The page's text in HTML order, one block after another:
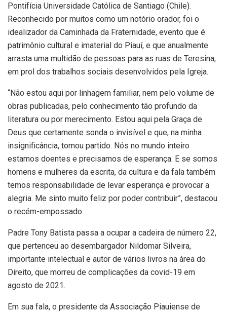
Pontifícia Universidade Católica de Santiago (Chile).
Reconhecido por muitos como um notório orador, foi o
idealizador da Caminhada da Fraternidade, evento que é
patrimônio cultural e imaterial do Piauí, e que anualmente
arrasta uma multidão de pessoas para as ruas de Teresina,
em prol dos trabalhos sociais desenvolvidos pela Igreja.
“Não estou aqui por linhagem familiar, nem pelo volume de
obras publicadas, pelo conhecimento tão profundo da
literatura ou por merecimento. Estou aqui pela Graça de
Deus que certamente sonda o invisível e que, na minha
insignificância, tomou partido. Nós no mundo inteiro
estamos doentes e precisamos de esperança. E se somos
homens e mulheres da escrita, da cultura e da fala também
temos responsabilidade de levar esperança e provocar a
alegria. Me sinto muito feliz por poder contribuir”, destacou
o recém-empossado.
Padre Tony Batista passa a ocupar a cadeira de número 22,
que pertenceu ao desembargador Nildomar Silveira,
importante intelectual e autor de vários livros na área do
Direito, que morreu de complicações da covid-19 em
agosto de 2021.
Em sua fala, o presidente da Associação Piauiense de